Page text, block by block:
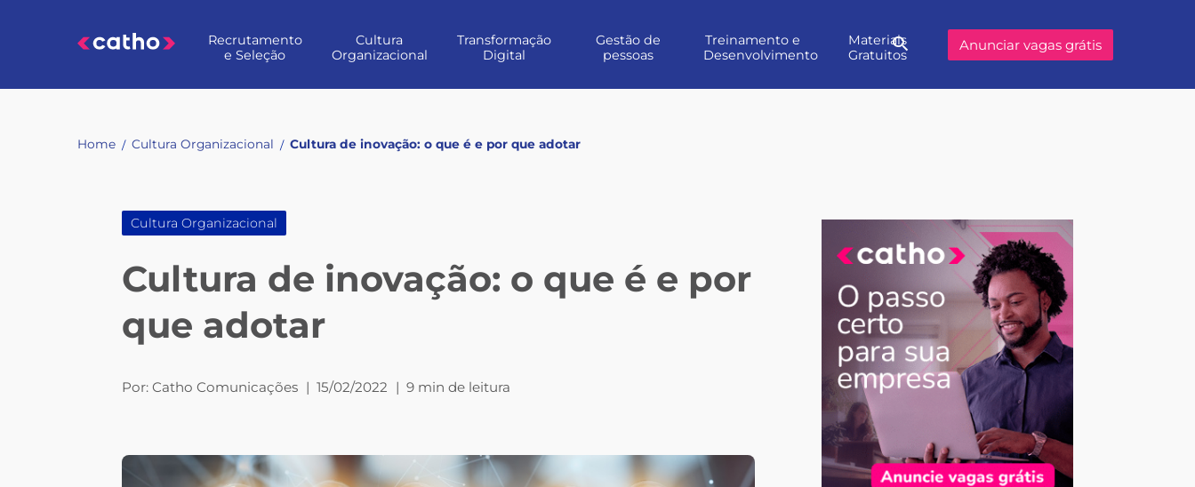
Recrutamento
e Seleção
Cultura
Organizacional
Transformação
Digital
Gestão de
pessoas
Treinamento e
Desenvolvimento
Materiais
Gratuitos
Anunciar vagas grátis
Home / Cultura Organizacional / Cultura de inovação: o que é e por que adotar
Cultura Organizacional
Cultura de inovação: o que é e por
que adotar
Por: Catho Comunicações | 15/02/2022 | 9 min de leitura